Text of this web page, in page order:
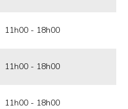
11h00 - 18h00
11h00 - 18h00
11h00 - 18h00